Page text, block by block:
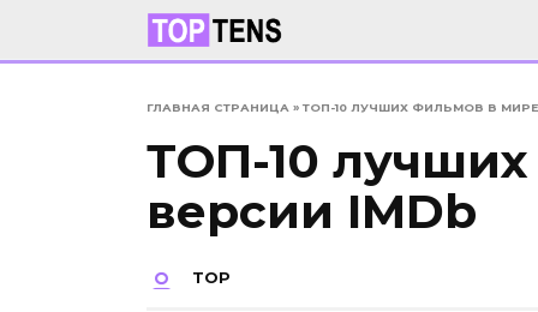
содержанию
ГЛАВНАЯ СТРАНИЦА » ТОП-10 ЛУЧШИХ ФИЛЬМОВ В МИРЕ
ТОП-10
версии IMDb
TOP